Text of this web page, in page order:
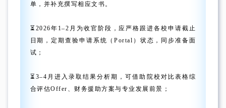
单，并补充撰写相应文书。
⏳2026年1–2月为收官阶段，应严格跟进各校申请截止
日期，定期查验申请系统（Portal）状态，同步准备面
试；
⏳3–4月进入录取结果分析期，可借助院校对比表格综
合评估Offer、财务援助方案与专业发展前景；